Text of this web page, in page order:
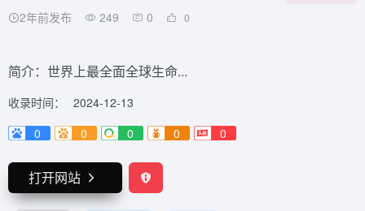
2年前发布 249 0 0
简介：世界上最全面全球生命...
收录时间：
2024-12-13
0
0 0 0 0
打开网站